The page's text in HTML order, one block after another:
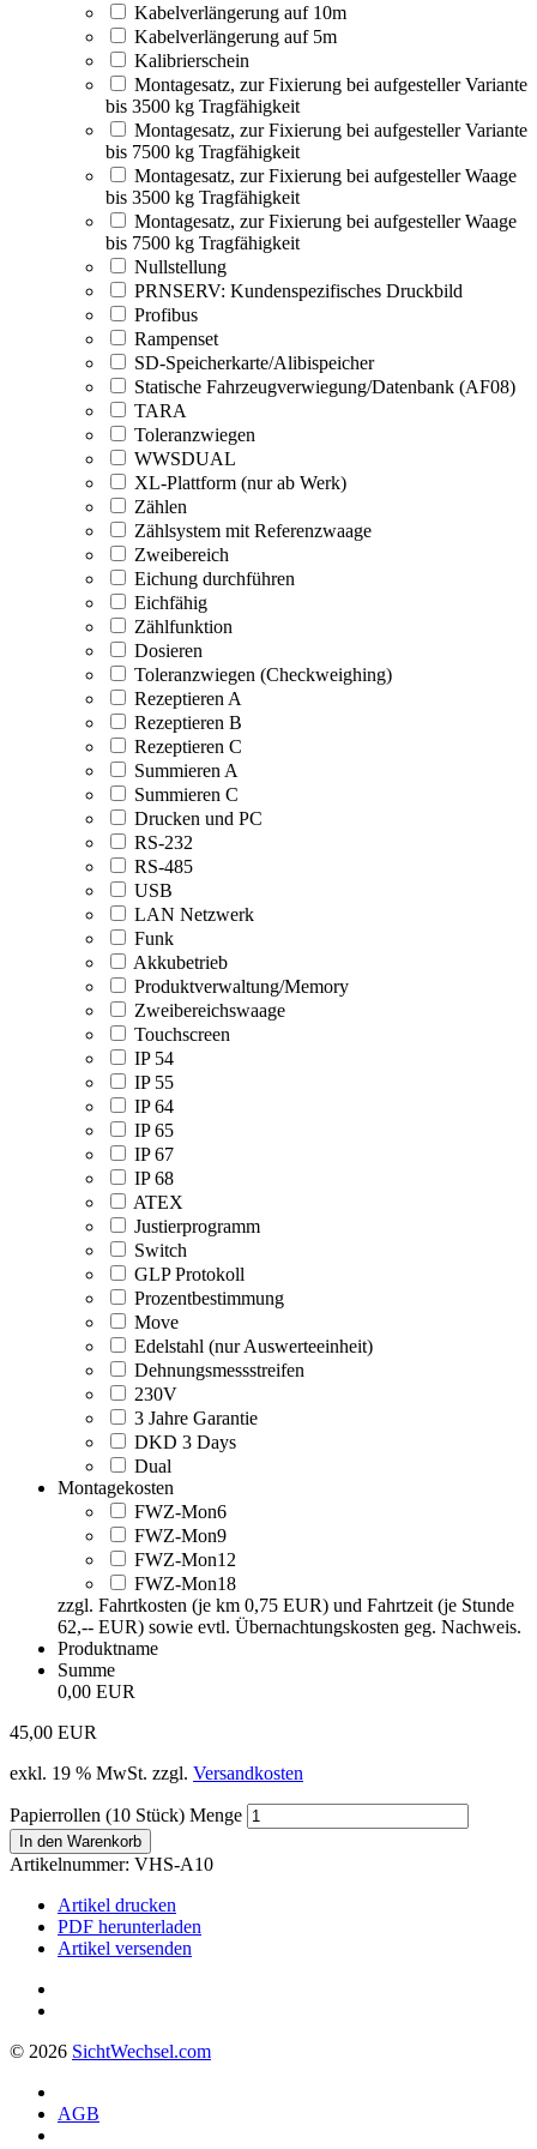
Kabelverlängerung auf 10m
Kabelverlängerung auf 5m
Kalibrierschein
Montagesatz, zur Fixierung bei aufgesteller Variante
bis 3500 kg Tragfähigkeit
Montagesatz, zur Fixierung bei aufgesteller Variante
bis 7500 kg Tragfähigkeit
Montagesatz, zur Fixierung bei aufgesteller Waage
bis 3500 kg Tragfähigkeit
Montagesatz, zur Fixierung bei aufgesteller Waage
bis 7500 kg Tragfähigkeit
Nullstellung
PRNSERV: Kundenspezifisches Druckbild
Profibus
Rampenset
SD-Speicherkarte/Alibispeicher
Statische Fahrzeugverwiegung/Datenbank (AF08)
TARA
Toleranzwiegen
WWSDUAL
XL-Plattform (nur ab Werk)
Zählen
Zählsystem mit Referenzwaage
Zweibereich
Eichung durchführen
Eichfähig
Zählfunktion
Dosieren
Toleranzwiegen (Checkweighing)
Rezeptieren A
Rezeptieren B
Rezeptieren C
Summieren A
Summieren C
Drucken und PC
RS-232
RS-485
USB
LAN Netzwerk
Funk
Akkubetrieb
Produktverwaltung/Memory
Zweibereichswaage
Touchscreen
IP 54
IP 55
IP 64
IP 65
IP 67
IP 68
ATEX
Justierprogramm
Switch
GLP Protokoll
Prozentbestimmung
Move
Edelstahl (nur Auswerteeinheit)
Dehnungsmessstreifen
230V
3 Jahre Garantie
DKD 3 Days
Dual
Montagekosten
FWZ-Mon6
FWZ-Mon9
FWZ-Mon12
FWZ-Mon18
zzgl. Fahrtkosten (je km 0,75 EUR) und Fahrtzeit (je Stunde
62,-- EUR) sowie evtl. Übernachtungskosten geg. Nachweis.
Produktname
Summe
0,00 EUR
45,00 EUR
exkl. 19 % MwSt. zzgl. Versandkosten
Papierrollen (10 Stück) Menge
In den Warenkorb
Artikelnummer: VHS-A10
Artikel drucken
PDF herunterladen
Artikel versenden
© 2026 SichtWechsel.com
AGB